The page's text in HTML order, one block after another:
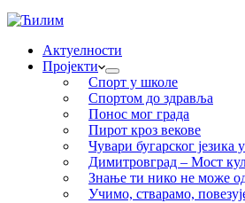
Актуелности
Пројекти
Спорт у школе
Спортом до здравља
Понос мог града
Пирот кроз векове
Чувари бугарског језика
Димитровград – Мост
Знање ти нико не може
Учимо, стварамо,